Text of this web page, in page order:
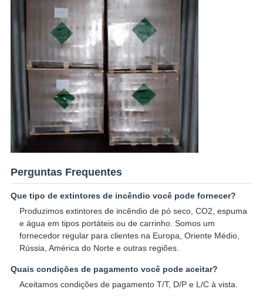
Perguntas Frequentes
Que tipo de extintores de incêndio você pode fornecer?
Produzimos extintores de incêndio de pó seco, CO2, espuma
e água em tipos portáteis ou de carrinho. Somos um
fornecedor regular para clientes na Europa, Oriente Médio,
Rússia, América do Norte e outras regiões.
Quais condições de pagamento você pode aceitar?
Aceitamos condições de pagamento T/T, D/P e L/C à vista.